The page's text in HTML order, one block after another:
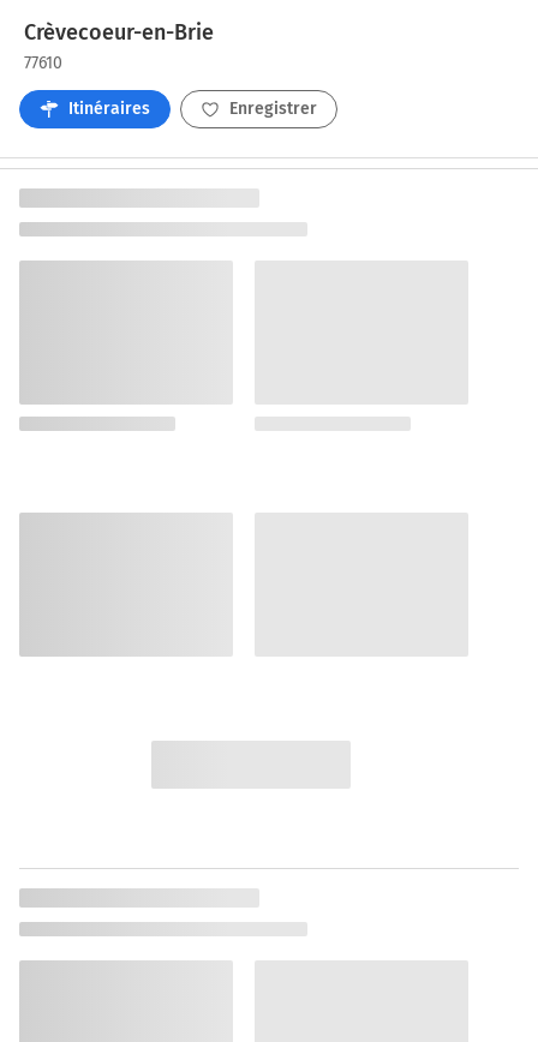
Crèvecoeur-en-Brie
77610
Itinéraires Enregistrer